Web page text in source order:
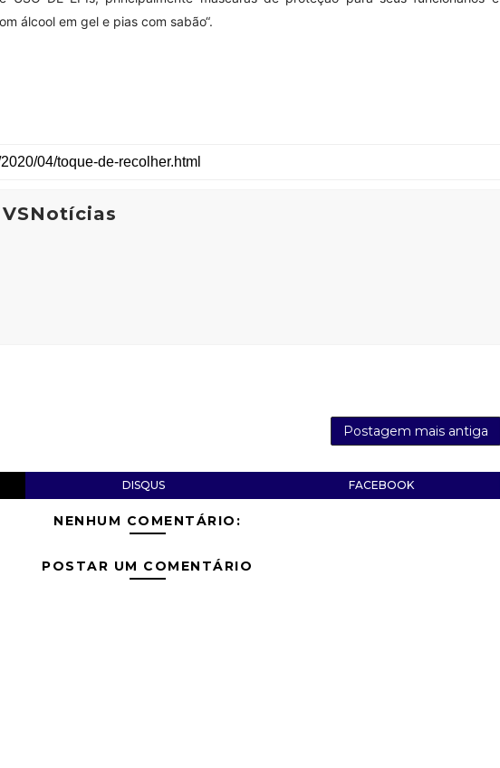
álcool em gel e pias com sabão“.
Postagem mais antiga
DISQUS FACEBOOK
NENHUM COMENTÁRIO:
POSTAR UM COMENTÁRIO